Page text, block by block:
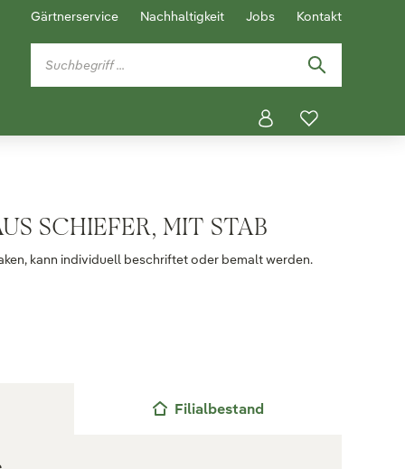
Gärtnerservice Nachhaltigkeit Jobs Kontakt
SCHIEFER, MIT STAB
kann individuell beschriftet oder bemalt werden.
Filialbestand